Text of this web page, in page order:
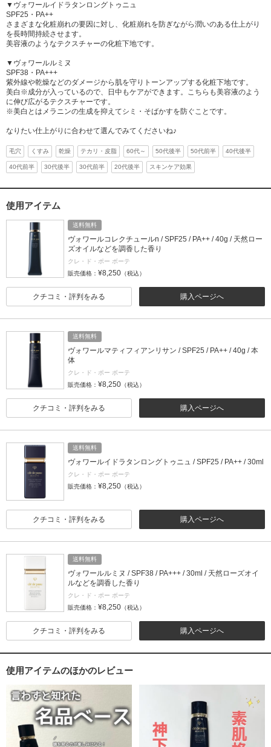
▼ヴォワールイドラタンロングトゥニュ
SPF25・PA++
さまざまな化粧崩れの要因に対し、化粧崩れを防ぎながら潤いのある仕上がり
を長時間持続させます。
美容液のようなテクスチャーの化粧下地です。
▼ヴォワールルミヌ
SPF38・PA+++
紫外線や乾燥などのダメージから肌を守りトーンアップする化粧下地です。
美白※成分が入っているので、日中もケアができます。こちらも美容液のよう
に伸び広がるテクスチャーです。
※美白とはメラニンの生成を抑えてシミ・そばかすを防ぐことです。
なりたい仕上がりに合わせて選んでみてくださいね♪
毛穴 くすみ 乾燥 テカリ・皮脂 60代～ 50代後半 50代前半 40代後半
40代前半 30代後半 30代前半 20代後半 スキンケア効果
使用アイテム
送料無料
ヴォワールコレクチュールn / SPF25 / PA++ / 40g / 天然ロー
ズオイルなどを調香した香り
クレ・ド・ポー ボーテ
販売価格： ¥8,250 （税込）
購入ページへ
クチコミ・評判をみる
送料無料
ヴォワールマティフィアンリサン / SPF25 / PA++ / 40g / 本
体
クレ・ド・ポー ボーテ
販売価格： ¥8,250 （税込）
購入ページへ
クチコミ・評判をみる
送料無料
ヴォワールイドラタンロングトゥニュ / SPF25 / PA++ / 30ml
クレ・ド・ポー ボーテ
販売価格： ¥8,250 （税込）
購入ページへ
クチコミ・評判をみる
送料無料
ヴォワールルミヌ / SPF38 / PA+++ / 30ml / 天然ローズオイ
ルなどを調香した香り
クレ・ド・ポー ボーテ
販売価格： ¥8,250 （税込）
購入ページへ
クチコミ・評判をみる
使用アイテムのほかのレビュー